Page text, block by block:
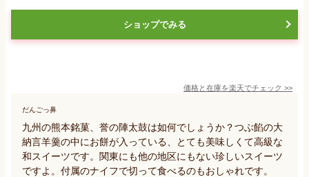
ショップでみる
価格と在庫を楽天でチェック >>
だんごっ鼻
九州の熊本銘菓、誉の陣太鼓は如何でしょうか？つぶ餡の大
納言羊羹の中にお餅が入っている、とても美味しくて高級な
和スイーツです。関東にも他の地区にもない珍しいスイーツ
ですよ。付属のナイフで切って食べるのもおしゃれです。